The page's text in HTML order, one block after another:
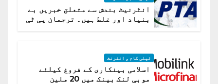
انٹرنیٹ بندش سے متعلق خبریں بے
بنیاد اور غلط ہیں۔ ترجمان پی ٹی
ٹیلی کام و انٹرنٹ
اسلامی بینکاری کے فروغ کیلئے
موبی لنک بینک میں 20 ملین